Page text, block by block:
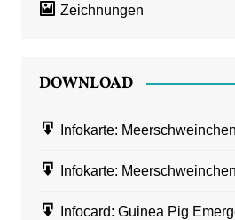
Zeichnungen
DOWNLOAD
Infokarte:
Infokarte:
Infocard: Guinea Pig